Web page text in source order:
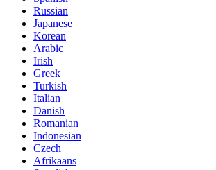
Russian
Japanese
Korean
Arabic
Irish
Greek
Turkish
Italian
Danish
Romanian
Indonesian
Czech
Afrikaans